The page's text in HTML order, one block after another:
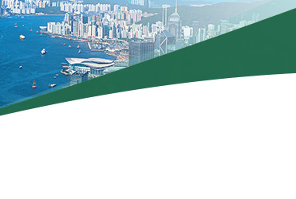
土木工程拓展署技術通告
標準、規格、手冊、應用指引、投
標價格及成本指數